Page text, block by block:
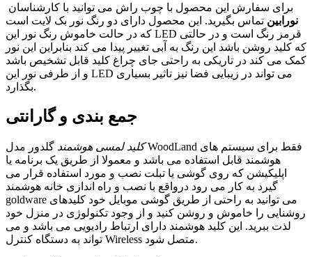
برای سفارش این محصول با چوب راش می توانید با کارشناسان
نورابین تماس بگیرید. این محصول دارای دو رنگ نور بک لایت است
که در حالت خاموش رنگ نور این LED قرمز رنگ است و در حالتی
که کلید روشن باشد این رنگ به آبی تغییر پیدا می کند بنابراین این نور
کمک می کند در تاریکی به راحتی جای چراغ کلید قابل تشخیص باشد
و از طرفی نور این LED می تواند در زیبایی فضا نیز تاثیر بسیاری
بگذارد.
جمع بندی و گارانتی
کلید لمسی هوشمند گلدور مدل WoodLand فقط برای سیستم های
هوشمند قابل استفاده می باشد و معمولا از طریق یک برنامه یا
اپلیکیشن که روی گوشی یا تبلت نصب و مورد استفاده قرار می
گیرد به کار می رود درواقع با نصب و راه اندازی خانه هوشمند
goldware می توانید به راحتی از طریق گوشی موبایل خود کلیدهای
روشنایی را خاموش و روشن کنید و از وجود تکنولوژی در منزل خود
لذت ببرید. این کلید هوشمند دارای ارتباط رادیویی می باشد و می
تواند به دستگاه کنترل Wireless متصل شود.